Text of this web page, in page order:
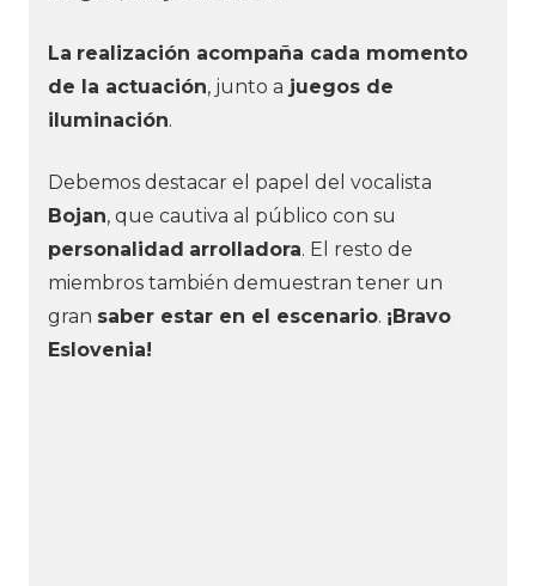
La realización acompaña cada momento
de la actuación, junto a juegos de
iluminación.
Debemos destacar el papel del vocalista
Bojan, que cautiva al público con su
personalidad arrolladora. El resto de
miembros también demuestran tener un
gran saber estar en el escenario. ¡Bravo
Eslovenia!